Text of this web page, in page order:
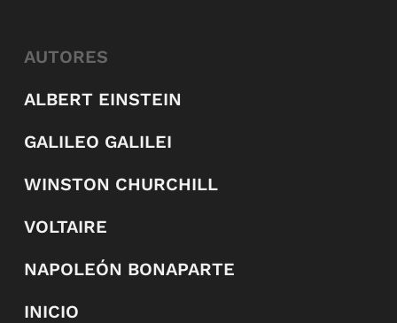
AUTORES
ALBERT EINSTEIN
GALILEO GALILEI
WINSTON CHURCHILL
VOLTAIRE
NAPOLEÓN BONAPARTE
INICIO